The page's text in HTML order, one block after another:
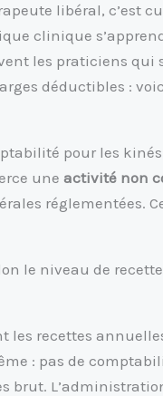
libéral, c’est
clinique
les praticiens qui
déductibles :
pour les
une activité non
réglementées.
le niveau de
les recettes
: pas de
brut.